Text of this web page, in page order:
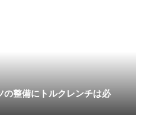
の整備にトルクレンチは必